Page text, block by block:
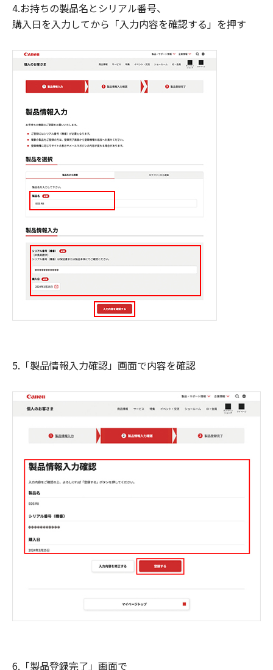
4.お持ちの製品名とシリアル番号、
購入日を入力してから「入力内容を確認する」を押す
5.「製品情報入力確認」画面で内容を確認
6.「製品登録完了」画面で